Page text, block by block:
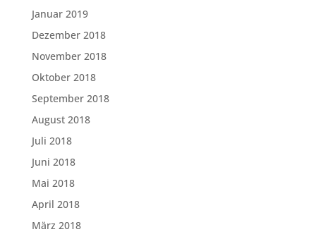
Januar 2019
Dezember 2018
November 2018
Oktober 2018
September 2018
August 2018
Juli 2018
Juni 2018
Mai 2018
April 2018
März 2018